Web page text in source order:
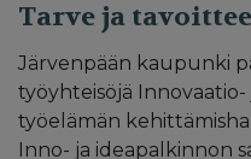
Tarve ja
Järvenpään kaupunki
työyhteisöjä
työelämän
Inno- ja ideapalkinnon